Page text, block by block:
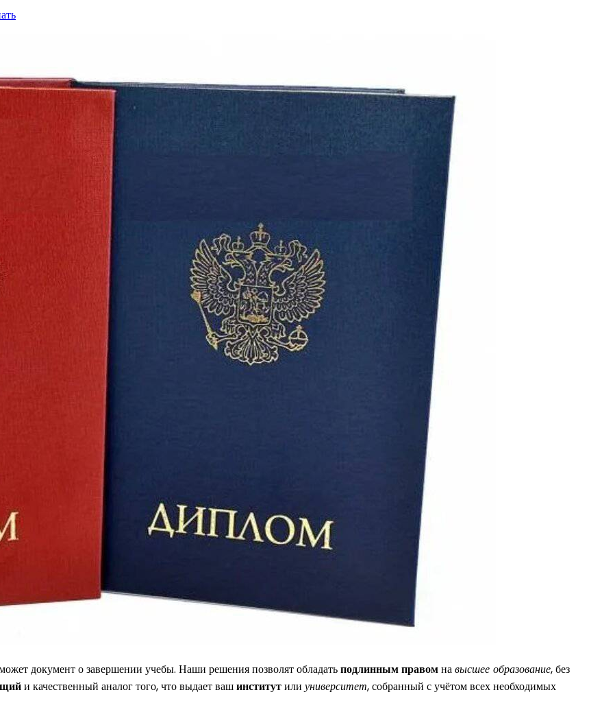
документ о завершении учебы. Наши решения позволят обладатьподлинным правомнавысшее образование, без
и качественный аналог того, что выдает вашинститутили университет, собранный с учётом всех необходимых